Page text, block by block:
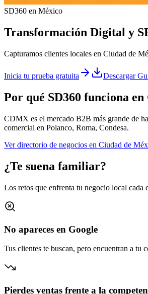
SD360 en México
Transformación Digital y
Capturamos clientes locales en Ciudad de
Inicia tu prueba gratuita Descargar
Por qué SD360 funciona en
CDMX es el mercado B2B más grande de
comercial en Polanco, Roma, Condesa.
Ver directorio de negocios en Ciudad de
¿Te suena familiar?
Los retos que enfrenta tu negocio local cada
No apareces en Google
Tus clientes te buscan, pero encuentran a tu
Pierdes ventas frente a la